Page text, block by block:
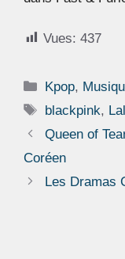
Vues: 437
Catégories
Kpop,
Étiquettes
blackpink,
Queen of
Coréen
Les Dramas